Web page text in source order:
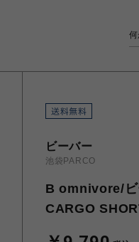
ビーバー
池袋PARCO
B omnivore/ビ
CARGO